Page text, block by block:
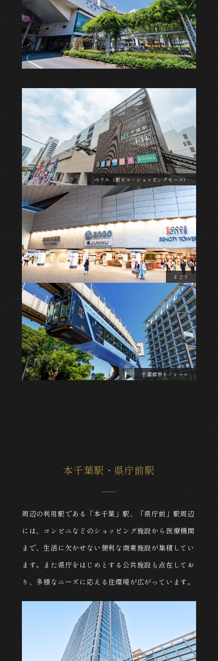
ペリエ（駅ビル・ショッピングモール）
そごう
千葉都市モノレール
本千葉駅・県庁前駅
周辺の利用駅である「本千葉」駅、「県庁前」駅周辺
には、コンビニなどのショッピング施設から医療機関
まで、生活に欠かせない便利な商業施設が集積してい
ます。また県庁をはじめとする公共施設も点在してお
り、多様なニーズに応える住環境が広がっています。